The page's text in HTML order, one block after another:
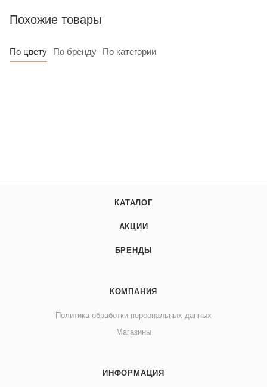
Похожие товары
По цвету По бренду По категории
КАТАЛОГ
АКЦИИ
БРЕНДЫ
КОМПАНИЯ
Политика обработки персональных данных
Магазины
ИНФОРМАЦИЯ